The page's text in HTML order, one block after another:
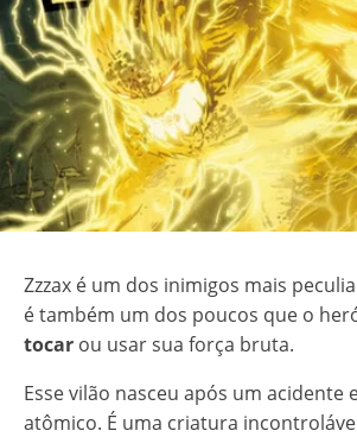
Zzzax é um dos inimigos mais
é também um dos poucos que o
tocar ou usar sua força bruta.
Esse vilão nasceu após um acidente
atômico. É uma criatura